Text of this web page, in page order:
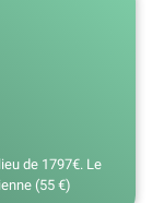
de 1797€. Le
(55 €)